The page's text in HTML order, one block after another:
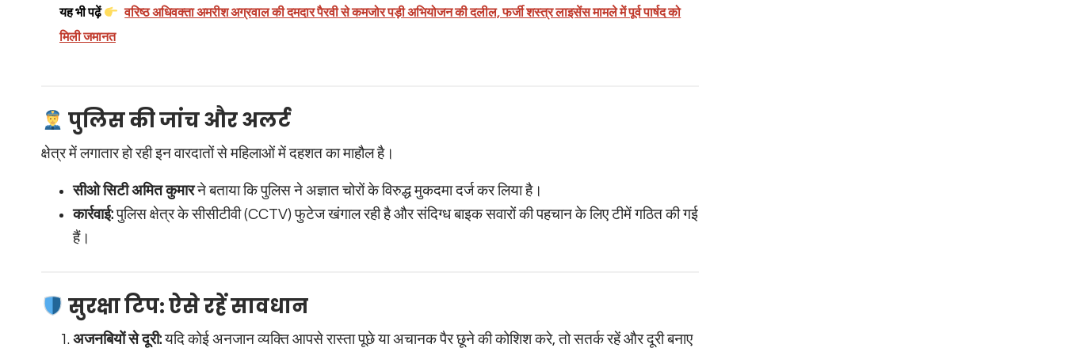
यह भी पढ़ें
वरिष्ठ अधिवक्ता अमरीश अग्रवाल की दमदार पैरवी से कमजोर पड़ी अभियोजन की दलील, फर्जी शस्त्र लाइसेंस मामले में पूर्व पार्षद को
मिली जमानत
पुलिस की जांच और अलर्ट
क्षेत्र में लगातार हो रही इन वारदातों से महिलाओं में दहशत का माहौल है।
सीओ सिटी अमित कुमारने बताया कि पुलिस ने अज्ञात चोरों के विरुद्ध मुकदमा दर्ज कर लिया है।
कार्रवाई:पुलिस क्षेत्र के सीसीटीवी (CCTV) फुटेज खंगाल रही है और संदिग्ध बाइक सवारों की पहचान के लिए टीमें गठित की गई
हैं।
सुरक्षा टिप: ऐसे रहें सावधान
अजनबियों से दूरी:यदि कोई अनजान व्यक्ति आपसे रास्ता पूछे या अचानक पैर छूने की कोशिश करे, तो सतर्क रहें और दूरी बनाए